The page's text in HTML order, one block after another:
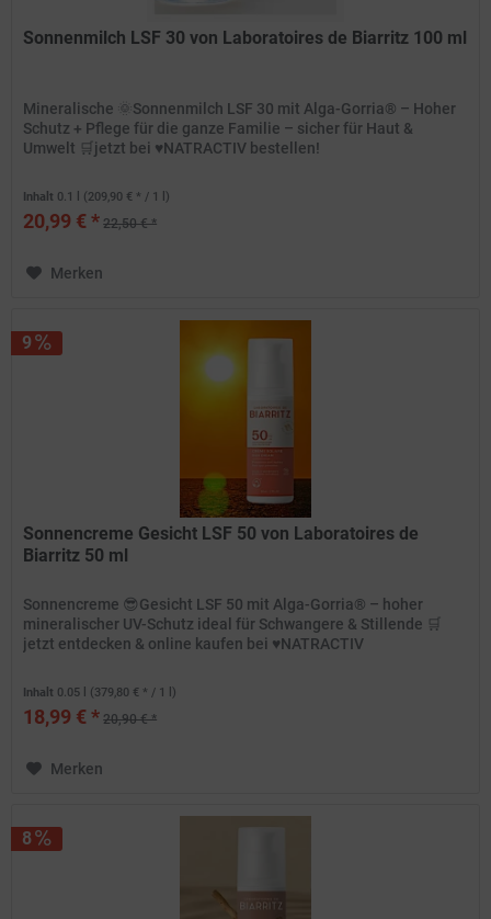
Sonnenmilch LSF 30 von Laboratoires de Biarritz 100 ml
Mineralische 🌞Sonnenmilch LSF 30 mit Alga-Gorria® – Hoher
Schutz + Pflege für die ganze Familie – sicher für Haut &
Umwelt 🛒jetzt bei ♥️NATRACTIV bestellen!
Inhalt 0.1 l (209,90 € * / 1 l)
20,99 € * 22,50 € *
Merken
9
Sonnencreme Gesicht LSF 50 von Laboratoires de
Biarritz 50 ml
Sonnencreme 😎Gesicht LSF 50 mit Alga-Gorria® – hoher
mineralischer UV-Schutz ideal für Schwangere & Stillende 🛒
jetzt entdecken & online kaufen bei ♥️NATRACTIV
Inhalt 0.05 l (379,80 € * / 1 l)
18,99 € * 20,90 € *
Merken
8